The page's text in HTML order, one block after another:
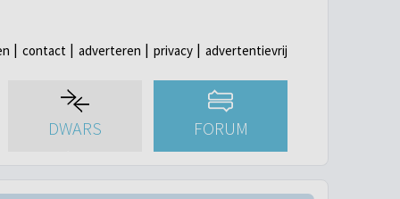
contact adverteren privacy advertentievrij
DWARS FORUM